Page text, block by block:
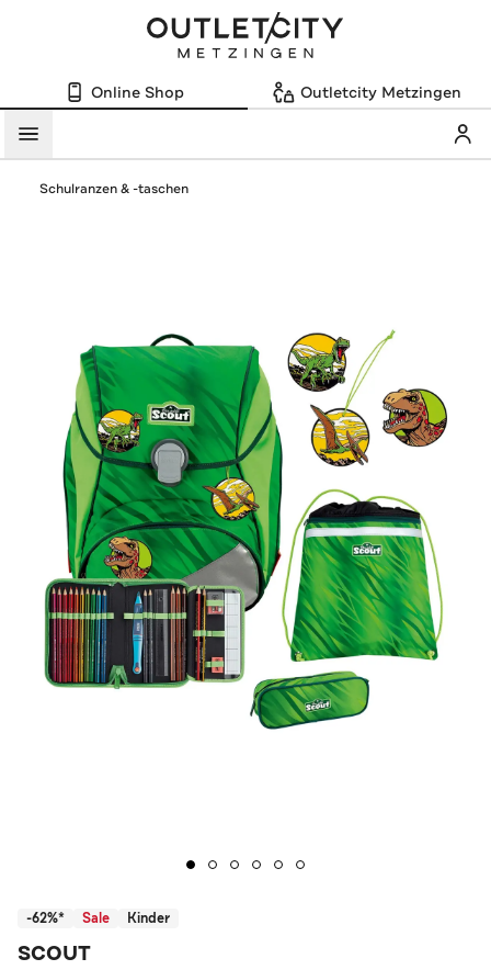
Online Shop Outletcity Metzingen
Menü
Schulranzen & -taschen
-62%* Sale Kinder
SCOUT